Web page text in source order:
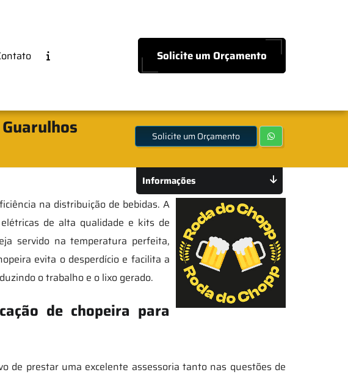
Solicite um Orçamento
Solicite um Orçamento
na distribuição de bebidas. A
de alta qualidade e kits de
servido na temperatura perfeita,
evita o desperdício e facilita a
o trabalho e o lixo gerado.
de chopeira para
de prestar uma excelente assessoria tanto nas questões de
Informações